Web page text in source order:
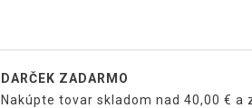
DARČEK ZADARMO
Nakúpte tovar skladom nad 40,00 € a